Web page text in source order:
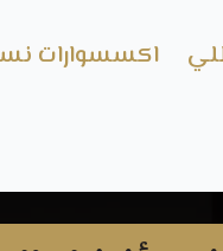
اكسسوارات